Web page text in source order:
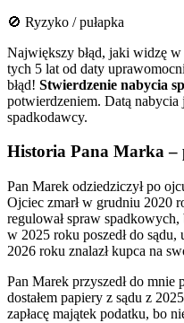
🚫 Ryzyko / pułapka
Największy błąd, jaki widzę
tych 5 lat od daty
błąd! Stwierdzenie nabycia
potwierdzeniem. Datą nabycia
spadkodawcy.
Historia Pana Marka –
Pan Marek odziedziczył po
Ojciec zmarł w grudniu 2020
regulował spraw
w 2025 roku poszedł do
2026 roku znalazł kupca na
Pan Marek przyszedł do mnie
dostałem papiery z sądu z
zapłacę majątek podatku, bo